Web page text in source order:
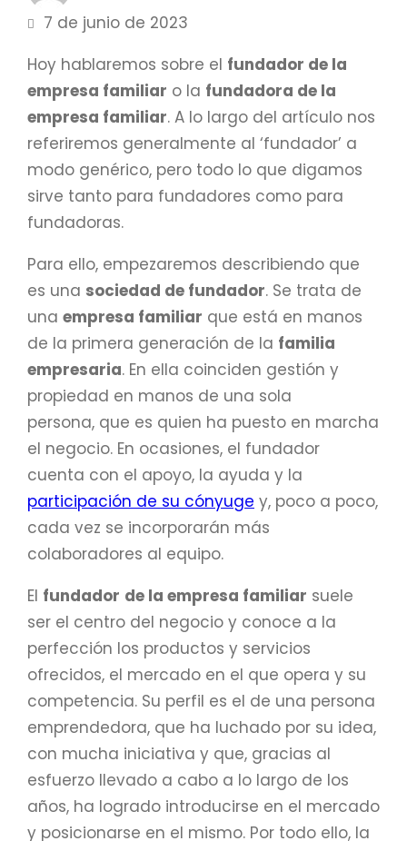
7 de junio de 2023
Hoy hablaremos sobre el fundador de la
empresa familiar o la fundadora de la
empresa familiar. A lo largo del artículo nos
referiremos generalmente al ‘fundador’ a
modo genérico, pero todo lo que digamos
sirve tanto para fundadores como para
fundadoras.
Para ello, empezaremos describiendo que
es una sociedad de fundador. Se trata de
una empresa familiar que está en manos
de la primera generación de la familia
empresaria. En ella coinciden gestión y
propiedad en manos de una sola
persona, que es quien ha puesto en marcha
el negocio. En ocasiones, el fundador
cuenta con el apoyo, la ayuda y la
participación de su cónyuge y, poco a poco,
cada vez se incorporarán más
colaboradores al equipo.
El fundador de la empresa familiar suele
ser el centro del negocio y conoce a la
perfección los productos y servicios
ofrecidos, el mercado en el que opera y su
competencia. Su perfil es el de una persona
emprendedora, que ha luchado por su idea,
con mucha iniciativa y que, gracias al
esfuerzo llevado a cabo a lo largo de los
años, ha logrado introducirse en el mercado
y posicionarse en el mismo. Por todo ello, la